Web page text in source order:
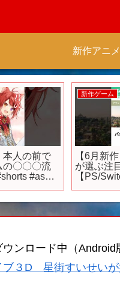
新作アニメ
本人の前で
の〇〇〇流
#asmr
新作ゲーム
【6月新
が選ぶ注
【PS/
ンロード中（Android
３D 星街すいせいが